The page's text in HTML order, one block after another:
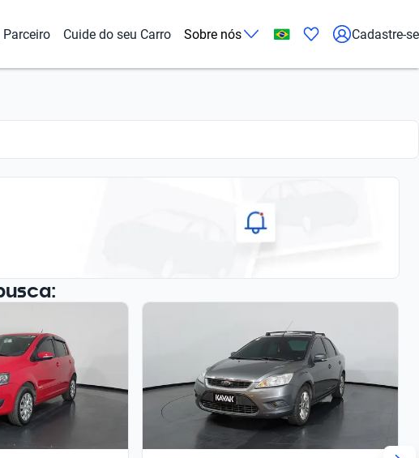
Cuide do seu Carro Sobre nós Cadastre-se